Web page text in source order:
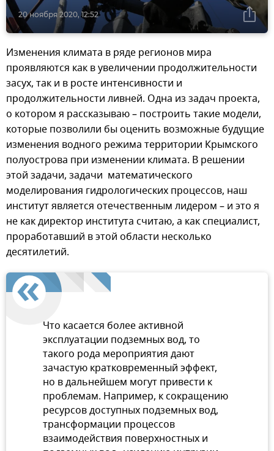
20 ноября 2020, 12:52
Изменения климата в ряде регионов мира
проявляются как в увеличении продолжительности
засух, так и в росте интенсивности и
продолжительности ливней. Одна из задач проекта,
о котором я рассказываю – построить такие модели,
которые позволили бы оценить возможные будущие
изменения водного режима территории Крымского
полуострова при изменении климата. В решении
этой задачи, задачи математического
моделирования гидрологических процессов, наш
институт является отечественным лидером – и это я
не как директор института считаю, а как специалист,
проработавший в этой области несколько
десятилетий.
Что касается более активной
эксплуатации подземных вод, то
такого рода мероприятия дают
зачастую кратковременный эффект,
но в дальнейшем могут привести к
проблемам. Например, к сокращению
ресурсов доступных подземных вод,
трансформации процессов
взаимодействия поверхностных и